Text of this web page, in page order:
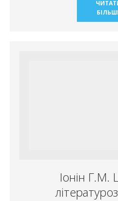
Іонін Г.М.